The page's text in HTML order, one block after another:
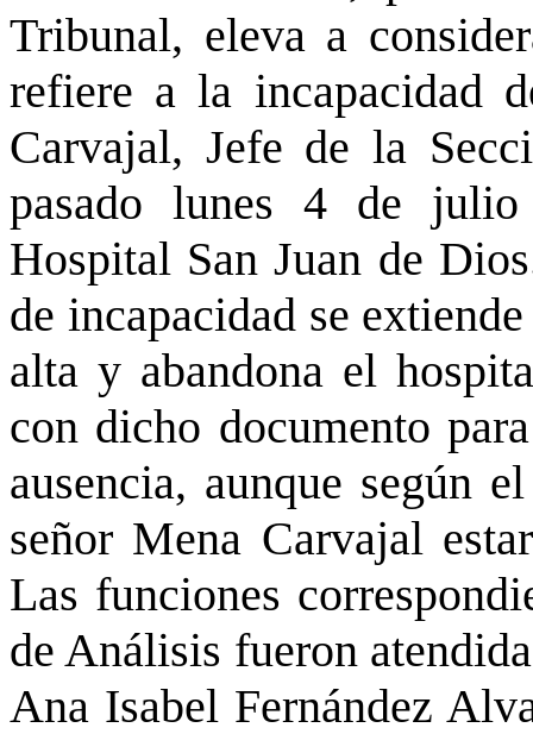
Tribunal, eleva a
refiere a la incapacidad
Carvajal, Jefe de la
pasado lunes 4 de
Hospital San Juan de
de incapacidad se
alta y abandona el
con dicho documento
ausencia, aunque según
señor Mena Carvajal
Las funciones
de Análisis fueron
Ana Isabel Fernández